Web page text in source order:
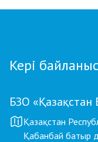
Кері байланыс
БЗО
Қазақстан
Қабанбай батыр